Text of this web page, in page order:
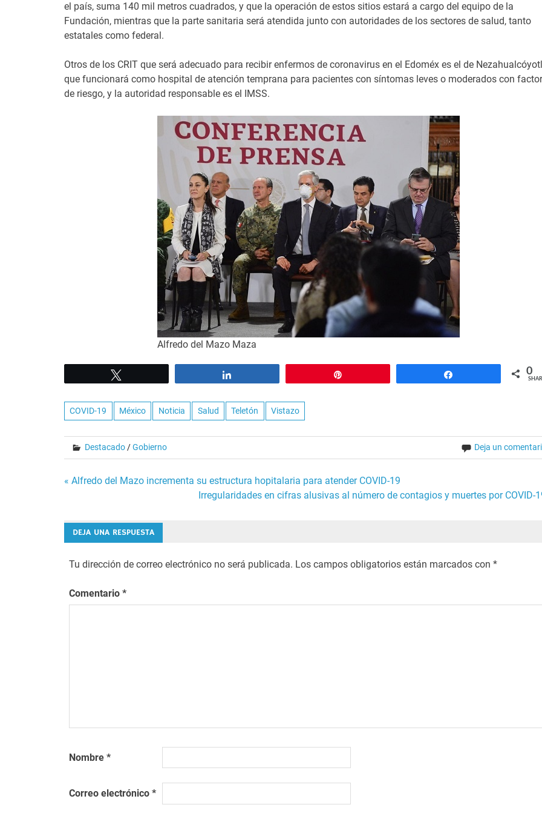
el país, suma 140 mil metros cuadrados, y que la operación de estos sitios estará a cargo del equipo de la
Fundación, mientras que la parte sanitaria será atendida junto con autoridades de los sectores de salud, tanto
estatales como federal.
Otros de los CRIT que será adecuado para recibir enfermos de coronavirus en el Edoméx es el de
que funcionará como hospital de atención temprana para pacientes con síntomas leves o moderados con
de riesgo, y la autoridad responsable es el IMSS.
Alfredo del Mazo Maza
0
COVID-19 México Noticia Salud Teletón Vistazo
Destacado/Gobierno Deja un
Navegación
entradas
« Alfredo del Mazo incrementa su estructura hopitalaria para atender COVID-19
Irregularidades en cifras alusivas al número de contagios y muertes por COVID-
DEJA UNA RESPUESTA
Tu dirección de correo electrónico no será publicada. Los campos obligatorios están marcados con *
Comentario *
Nombre *
Correo electrónico *